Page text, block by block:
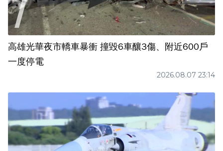
高雄光華夜市轎車暴衝 撞毀6車釀3傷、附近600戶
一度停電
2026.08.07 23:14